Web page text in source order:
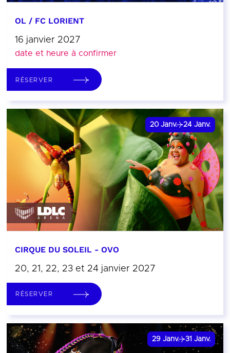
OL / FC LORIENT
16 janvier 2027
date et heure à confirmer
RÉSERVER
20 Janv. 24 Janv.
CIRQUE DU SOLEIL - OVO
20, 21, 22, 23 et 24 janvier 2027
RÉSERVER
29 Janv. 31 Janv.